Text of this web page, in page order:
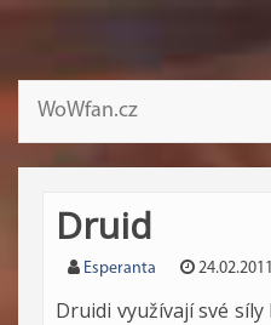
WoWfan.cz
Druid
Esperanta 24.02.2011
Druidi využívají své